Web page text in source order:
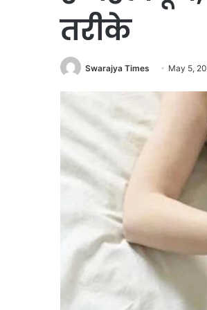
तरीके
Swarajya Times May 5,